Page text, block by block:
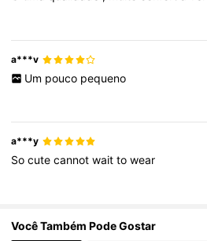
a***v
Um pouco pequeno
a***y
Socutecannotwaittowear
Você Também Pode Gostar